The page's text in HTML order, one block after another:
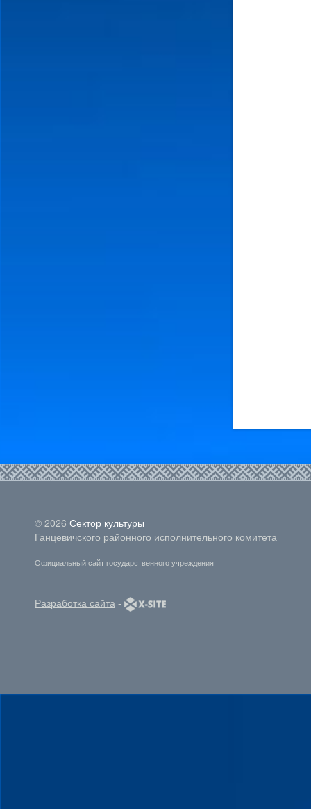
© 2026 Сектор культуры
Ганцевичского районного исполнительного комитета
Официальный сайт государственного учреждения
Разработка сайта -